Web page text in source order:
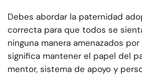
Debes abordar la paternidad
correcta para que todos se
ninguna manera amenazados
significa mantener el papel del
mentor, sistema de apoyo y